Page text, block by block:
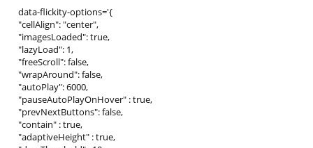
data-flickity-options='{
"cellAlign": "center",
"imagesLoaded": true,
"lazyLoad": 1,
"freeScroll": false,
"wrapAround": false,
"autoPlay": 6000,
"pauseAutoPlayOnHover" : true,
"prevNextButtons": false,
"contain" : true,
"adaptiveHeight" : true,